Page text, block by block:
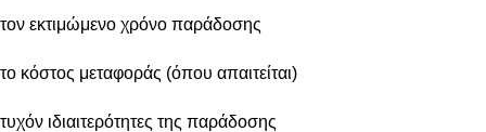
τον εκτιμώμενο χρόνο παράδοσης
το κόστος μεταφοράς (όπου απαιτείται)
τυχόν ιδιαιτερότητες της παράδοσης